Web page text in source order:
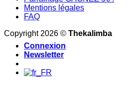
Mentions légales
FAQ
Copyright 2026 © Thekalimba
Connexion
Newsletter